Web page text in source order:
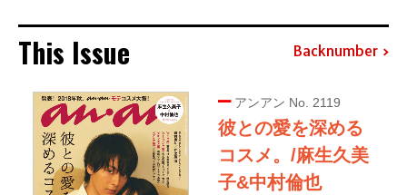
This Issue Backnumber
アンアン No. 2119
彼との愛を深める
コスメ。/麻生久美
子&中村倫也